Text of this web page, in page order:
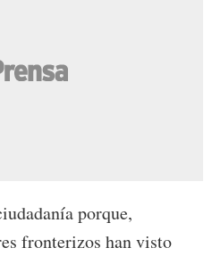
porque,
fronterizos han visto